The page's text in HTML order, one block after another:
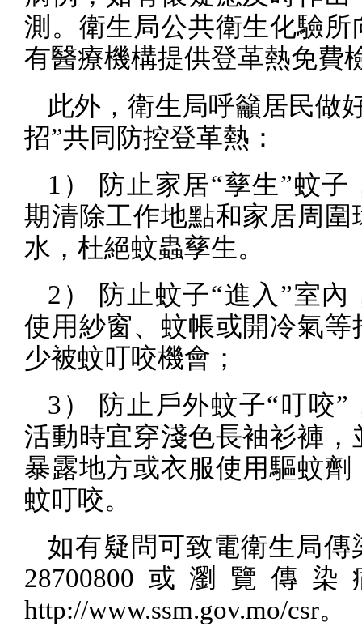
測。衛生局公共衛生化驗所
有醫療機構提供登革熱免費
此外，衛生局呼籲居民做
招”共同防控登革熱：
1 ） 防止家居“孳生”蚊子
期清除工作地點和家居周圍
水，杜絕蚊蟲孳生。
2 ） 防止蚊子“進入”室內
使用紗窗、蚊帳或開冷氣等
少被蚊叮咬機會；
3 ） 防止戶外蚊子“叮咬”
活動時宜穿淺色長袖衫褲，
暴露地方或衣服使用驅蚊劑
蚊叮咬。
如有疑問可致電衛生局傳
28700800 或瀏覽傳染
http://www.ssm.gov.mo/csr。